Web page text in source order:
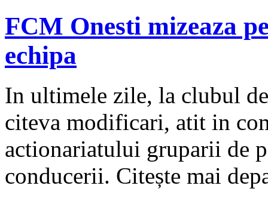
FCM Onesti mizeaza
echipa
In ultimele zile, la clubul
citeva modificari, atit in
actionariatului gruparii de
conducerii. Citește mai